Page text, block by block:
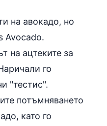
на авокадо, но
Avocado.
на ацтеките за
го
"тестис".
потъмняването
като го